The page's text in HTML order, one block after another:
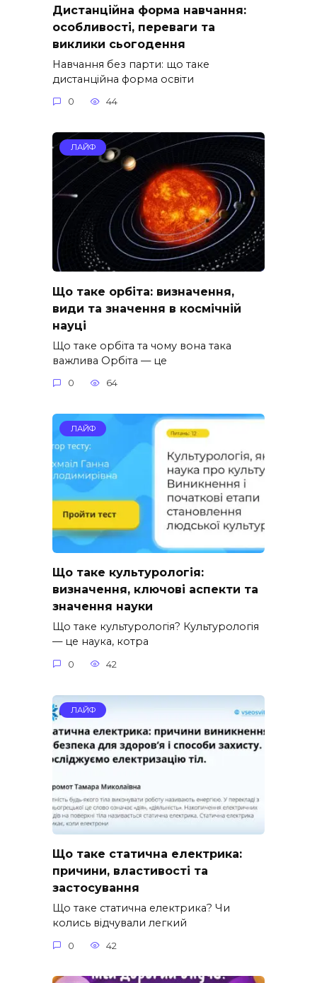
Дистанційна форма навчання:
особливості, переваги та
виклики сьогодення
Навчання без парти: що таке
дистанційна форма освіти
0 44
ЛАЙФ
Що таке орбіта: визначення,
види та значення в космічній
науці
Що таке орбіта та чому вона така
важлива Орбіта — це
0 64
ЛАЙФ
Що таке культурологія:
визначення, ключові аспекти та
значення науки
Що таке культурологія? Культурологія
— це наука, котра
0 42
ЛАЙФ
Що таке статична електрика:
причини, властивості та
застосування
Що таке статична електрика? Чи
колись відчували легкий
0 42